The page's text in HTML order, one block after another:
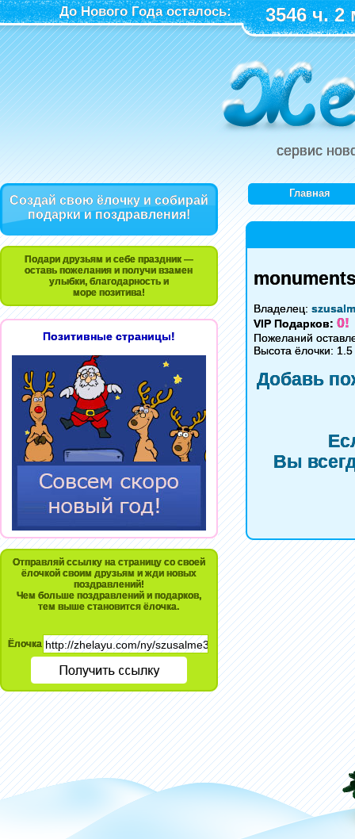
До Нового Года осталось: 3546 ч. 2
сервис
Создай свою ёлочку и собирай
подарки и поздравления!
Подари друзьям и себе праздник —
оставь пожелания и получи взамен
улыбки, благодарность и
море позитива!
Позитивные страницы!
Отправляй ссылку на страницу со своей
ёлочкой своим друзьям и жди новых
поздравлений!
Чем больше поздравлений и подарков,
тем выше становится ёлочка.
Ёлочка
Главная
Владелец:
VIP Подарков: 0!
Пожеланий
Высота ёлочки:
Добавь
Вы